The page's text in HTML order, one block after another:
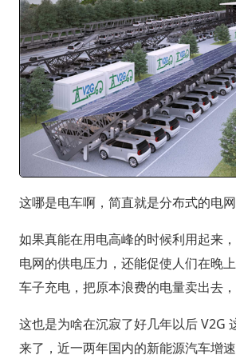
这哪是电车啊，简直就是分布式的电网
如果真能在用电高峰的时候利用起来
电网的供电压力，还能促使人们在晚
车子充电，把原本浪费的电量卖出去，
这也是为啥在沉寂了好几年以后 V2G
来了，近一两年国内的新能源汽车增